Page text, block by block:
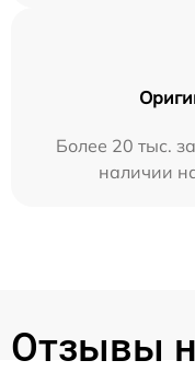
Более 20 тыс.
наличии
Отзывы